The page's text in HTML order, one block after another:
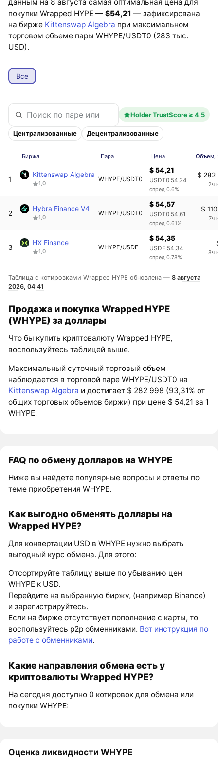
данным на 8 августа самая оптимальная цена для
покупки Wrapped HYPE —$54,21 — зафиксирована
на бирже Kittenswap Algebra при максимальном
торговом объеме пары WHYPE/USDT0 (283 тыс.
USD).
Все
Holder TrustScore ≥ 4.5
Централизованные Децентрализованные
Биржа Пара Цена Объем,
1
Kittenswap Algebra
1,0
WHYPE/USDT0
$ 54,21
USDT0 54,24
спред 0.6%
$ 282
2ч
2
Hybra Finance V4
1,0
WHYPE/USDT0
$ 54,57
USDT0 54,61
спред 0.61%
$
7ч
3
HX Finance
1,0
WHYPE/USDE
$ 54,35
USDE 54,34
спред 0.78%
8ч
Таблица с котировками Wrapped HYPE обновлена —8 августа
2026, 04:41
Продажа и покупка Wrapped HYPE
(WHYPE) за доллары
Что бы купить криптовалюту Wrapped HYPE,
воспользуйтесь таблицей выше.
Максимальный суточный торговый объем
наблюдается в торговой паре WHYPE/USDT0 на
Kittenswap Algebra и достигает $ 282 998 (93,31% от
общих торговых объемов биржи) при цене $ 54,21 за 1
WHYPE.
FAQ по обмену долларов на WHYPE
Ниже вы найдете популярные вопросы и ответы по
теме приобретения WHYPE.
Как выгодно обменять доллары на
Wrapped HYPE?
Для конвертации USD в WHYPE нужно выбрать
выгодный курс обмена. Для этого:
Отсортируйте таблицу выше по убыванию цен
WHYPE к USD.
Перейдите на выбранную биржу, (например Binance)
и зарегистрируйтесь.
Если на бирже отсутствует пополнение с карты, то
воспользуйтесь p2p обменниками. Вот инструкция по
работе с обменниками.
Какие направления обмена есть у
криптовалюты Wrapped HYPE?
На сегодня доступно 0 котировок для обмена или
покупки WHYPE:
Оценка ликвидности WHYPE